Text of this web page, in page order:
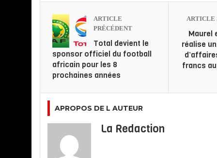
ARTICLE
PRÉCÉDENT
Total devient le
sponsor officiel du football
africain pour les 8
prochaines années
ARTICLE
Maurel
réalise
francs
APROPOS DE L AUTEUR
La Redaction